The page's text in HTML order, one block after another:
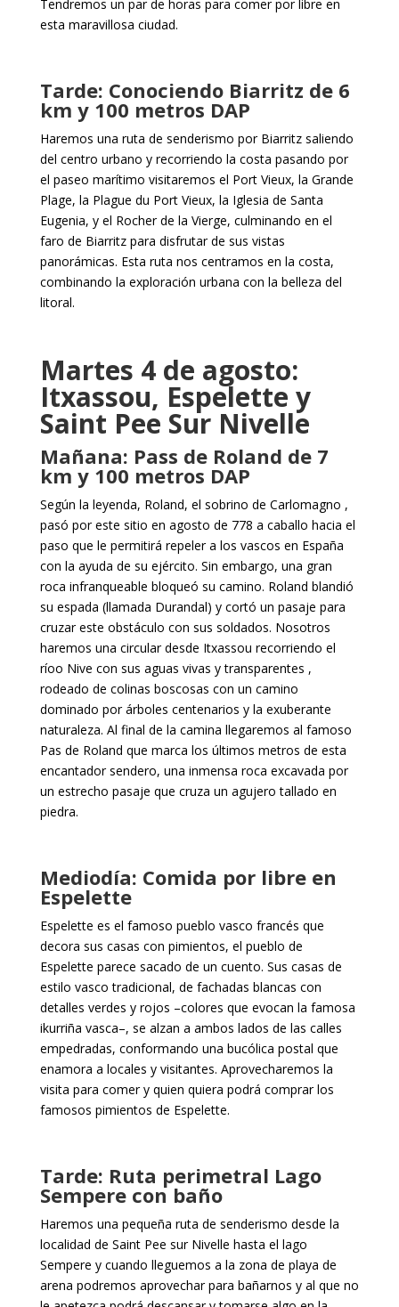
Tendremos un par de horas para comer por libre en
esta maravillosa ciudad.
Tarde: Conociendo Biarritz de 6
km y 100 metros DAP
Haremos una ruta de senderismo por Biarritz saliendo
del centro urbano y recorriendo la costa pasando por
el paseo marítimo visitaremos el Port Vieux, la Grande
Plage, la Plague du Port Vieux, la Iglesia de Santa
Eugenia, y el Rocher de la Vierge, culminando en el
faro de Biarritz para disfrutar de sus vistas
panorámicas. Esta ruta nos centramos en la costa,
combinando la exploración urbana con la belleza del
litoral.
Martes 4 de agosto:
Itxassou, Espelette y
Saint Pee Sur Nivelle
Mañana: Pass de Roland de 7
km y 100 metros DAP
Según la leyenda, Roland, el sobrino de Carlomagno ,
pasó por este sitio en agosto de 778 a caballo hacia el
paso que le permitirá repeler a los vascos en España
con la ayuda de su ejército. Sin embargo, una gran
roca infranqueable bloqueó su camino. Roland blandió
su espada (llamada Durandal) y cortó un pasaje para
cruzar este obstáculo con sus soldados. Nosotros
haremos una circular desde Itxassou recorriendo el
ríoo Nive con sus aguas vivas y transparentes ,
rodeado de colinas boscosas con un camino
dominado por árboles centenarios y la exuberante
naturaleza. Al final de la camina llegaremos al famoso
Pas de Roland que marca los últimos metros de esta
encantador sendero, una inmensa roca excavada por
un estrecho pasaje que cruza un agujero tallado en
piedra.
Mediodía: Comida por libre en
Espelette
Espelette es el famoso pueblo vasco francés que
decora sus casas con pimientos, el pueblo de
Espelette parece sacado de un cuento. Sus casas de
estilo vasco tradicional, de fachadas blancas con
detalles verdes y rojos –colores que evocan la famosa
ikurriña vasca–, se alzan a ambos lados de las calles
empedradas, conformando una bucólica postal que
enamora a locales y visitantes. Aprovecharemos la
visita para comer y quien quiera podrá comprar los
famosos pimientos de Espelette.
Tarde: Ruta perimetral Lago
Sempere con baño
Haremos una pequeña ruta de senderismo desde la
localidad de Saint Pee sur Nivelle hasta el lago
Sempere y cuando lleguemos a la zona de playa de
arena podremos aprovechar para bañarnos y al que no